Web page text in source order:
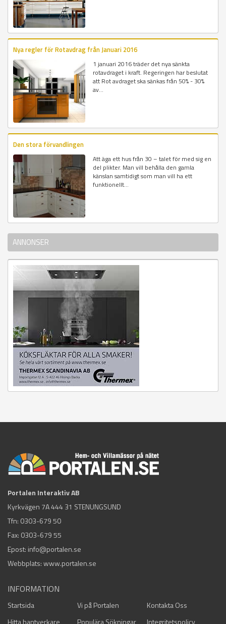
Nya regler för Rotavdrag från Januari 2016
1 januari 2016 träder det nya sänkta
rotavdraget i kraft. Regeringen har beslutat
att Rot avdraget ska sänkas från 50% - 30%
av...
Den stora förvandlingen
Att äga ett hus från 30 – talet för med sig en
del plikter. Man vill behålla den gamla
känslan samtidigt som man vill ha ett
funktionellt...
ANNONSER
Portalen Interaktiv AB
Kyrkvägen 7A 444 31 STENUNGSUND
Tfn: 0303-679 50
Fax: 0303-679 55
Epost: info@portalen.se
Webbplats: www.portalen.se
INFORMATION
Startsida Vi på Portalen
Kontakta Oss